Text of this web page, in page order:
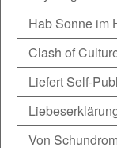
Hab Sonne im
Clash of
Liefert Self-
Von